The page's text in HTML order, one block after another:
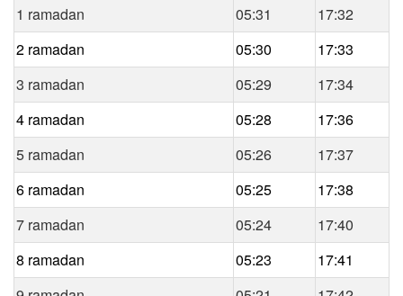
1 ramadan
05:31
17:32
2 ramadan
05:30
17:33
3 ramadan
05:29
17:34
4 ramadan
05:28
17:36
5 ramadan
05:26
17:37
6 ramadan
05:25
17:38
7 ramadan
05:24
17:40
8 ramadan
05:23
17:41